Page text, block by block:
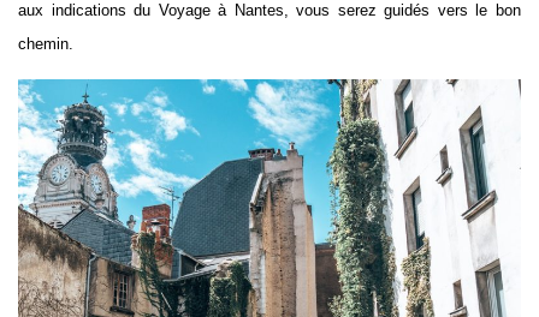
aux indications du Voyage à Nantes, vous serez guidés vers le bon
chemin.